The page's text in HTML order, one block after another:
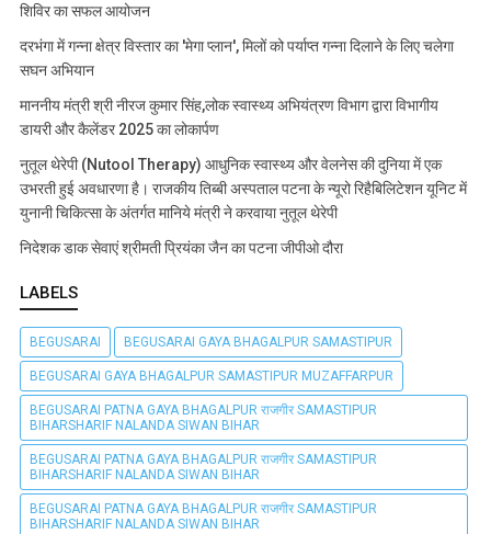
शिविर का सफल आयोजन
दरभंगा में गन्ना क्षेत्र विस्तार का 'मेगा प्लान', मिलों को पर्याप्त गन्ना दिलाने के लिए चलेगा
सघन अभियान
माननीय मंत्री श्री नीरज कुमार सिंह,लोक स्वास्थ्य अभियंत्रण विभाग द्वारा विभागीय
डायरी और कैलेंडर 2025 का लोकार्पण
नुतूल थेरेपी (Nutool Therapy) आधुनिक स्वास्थ्य और वेलनेस की दुनिया में एक
उभरती हुई अवधारणा है। राजकीय तिब्बी अस्पताल पटना के न्यूरो रिहैबिलिटेशन यूनिट में
युनानी चिकित्सा के अंतर्गत मानिये मंत्री ने करवाया नुतूल थेरेपी
निदेशक डाक सेवाएं श्रीमती प्रियंका जैन का पटना जीपीओ दौरा
LABELS
BEGUSARAI BEGUSARAI GAYA BHAGALPUR SAMASTIPUR
BEGUSARAI GAYA BHAGALPUR SAMASTIPUR MUZAFFARPUR
BEGUSARAI PATNA GAYA BHAGALPUR राजगीर SAMASTIPUR
BIHARSHARIF NALANDA SIWAN BIHAR
BEGUSARAI PATNA GAYA BHAGALPUR राजगीर SAMASTIPUR
BIHARSHARIF NALANDA SIWAN BIHAR
BEGUSARAI PATNA GAYA BHAGALPUR राजगीर SAMASTIPUR
BIHARSHARIF NALANDA SIWAN BIHAR